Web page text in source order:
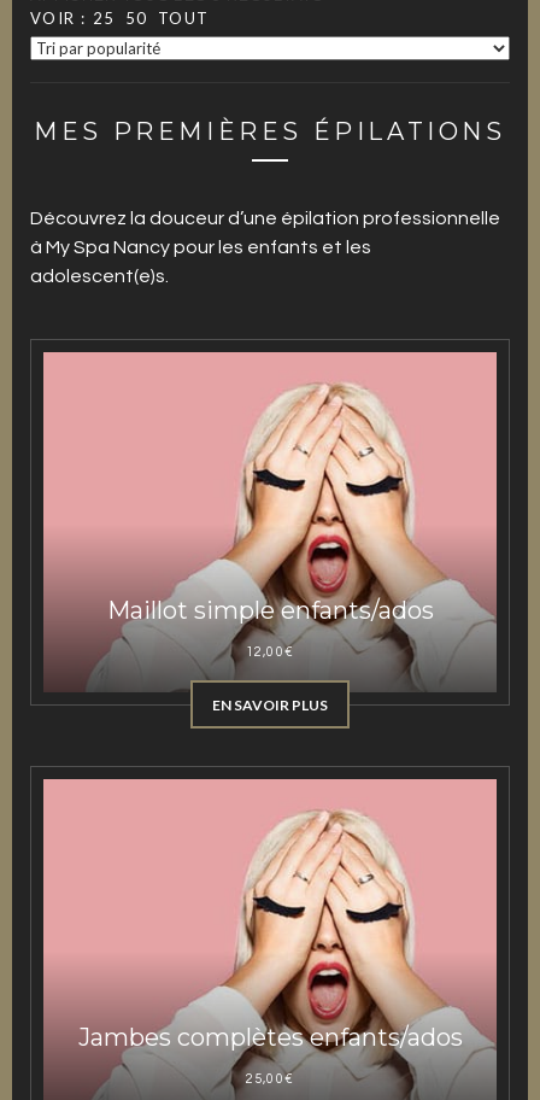
VOIR : 25 50 TOUT
MES PREMIÈRES ÉPILATIONS
Découvrez la douceur d’une épilation professionnelle
à My Spa Nancy pour les enfants et les
adolescent(e)s.
Maillot simple enfants/ados
12,00€
EN SAVOIR PLUS
Jambes complètes enfants/ados
25,00€